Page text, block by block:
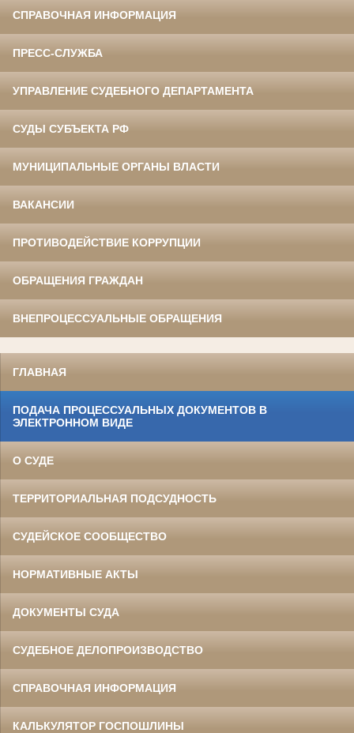
СПРАВОЧНАЯ ИНФОРМАЦИЯ
ПРЕСС-СЛУЖБА
УПРАВЛЕНИЕ СУДЕБНОГО ДЕПАРТАМЕНТА
СУДЫ СУБЪЕКТА РФ
МУНИЦИПАЛЬНЫЕ ОРГАНЫ ВЛАСТИ
ВАКАНСИИ
ПРОТИВОДЕЙСТВИЕ КОРРУПЦИИ
ОБРАЩЕНИЯ ГРАЖДАН
ВНЕПРОЦЕССУАЛЬНЫЕ ОБРАЩЕНИЯ
ГЛАВНАЯ
ПОДАЧА ПРОЦЕССУАЛЬНЫХ ДОКУМЕНТОВ В
ЭЛЕКТРОННОМ ВИДЕ
О СУДЕ
ТЕРРИТОРИАЛЬНАЯ ПОДСУДНОСТЬ
СУДЕЙСКОЕ СООБЩЕСТВО
НОРМАТИВНЫЕ АКТЫ
ДОКУМЕНТЫ СУДА
СУДЕБНОЕ ДЕЛОПРОИЗВОДСТВО
СПРАВОЧНАЯ ИНФОРМАЦИЯ
КАЛЬКУЛЯТОР ГОСПОШЛИНЫ